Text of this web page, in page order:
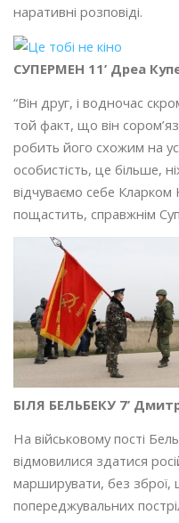
наративні розповіді.
СУПЕРМЕН 11’ Дреа
“Він друг, і водночас
той факт, що він
робить його схожим на
особистість, це більше,
відчуваємо себе
пощастить, справжнім
БІЛЯ БЕЛЬБЕКУ 7’
На військовому пості
відмовилися здатися
марширувати, без
попереджувальних